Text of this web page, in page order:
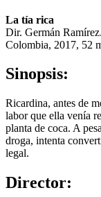
La tía rica
Dir. Germán Ramírez.
Colombia, 2017, 52
Sinopsis:
Ricardina, antes de
labor que ella venía
planta de coca. A
droga, intenta
legal.
Director: